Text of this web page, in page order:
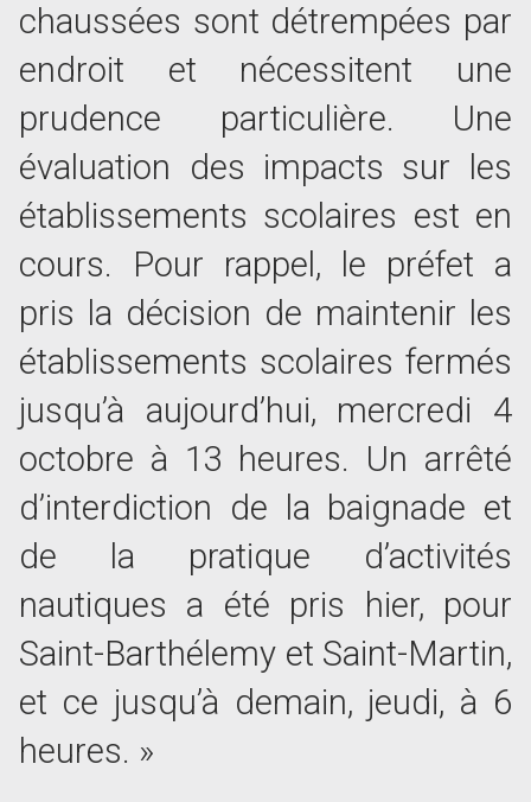
chaussées sont détrempées par
endroit et nécessitent une
prudence particulière. Une
évaluation des impacts sur les
établissements scolaires est en
cours. Pour rappel, le préfet a
pris la décision de maintenir les
établissements scolaires fermés
jusqu’à aujourd’hui, mercredi 4
octobre à 13 heures. Un arrêté
d’interdiction de la baignade et
de la pratique d’activités
nautiques a été pris hier, pour
Saint-Barthélemy et Saint-Martin,
et ce jusqu’à demain, jeudi, à 6
heures. »